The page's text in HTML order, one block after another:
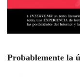
Probablemente la